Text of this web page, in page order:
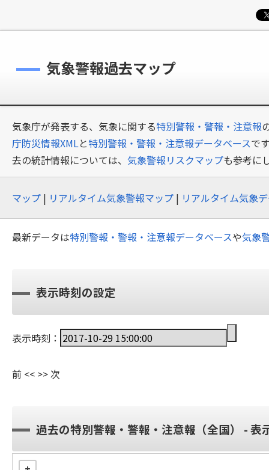
気象警報過去マップ
気象庁が発表する、気象に関する特別警報・警報・注意報
庁防災情報XMLと特別警報・警報・注意報データベースで
去の統計情報については、 気象警報リスクマップも参考に
マップ | リアルタイム気象警報マップ | リアルタイム気象
最新データは特別警報・警報・注意報データベースや気象
表示時刻の設定
表示時刻：
前 << >>次
過去の特別警報・警報・注意報（全国） - 表